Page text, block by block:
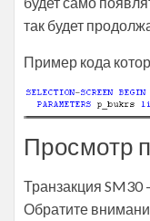
так будет
Пример кода
Просмотр
Транзакция SM30
Обратите